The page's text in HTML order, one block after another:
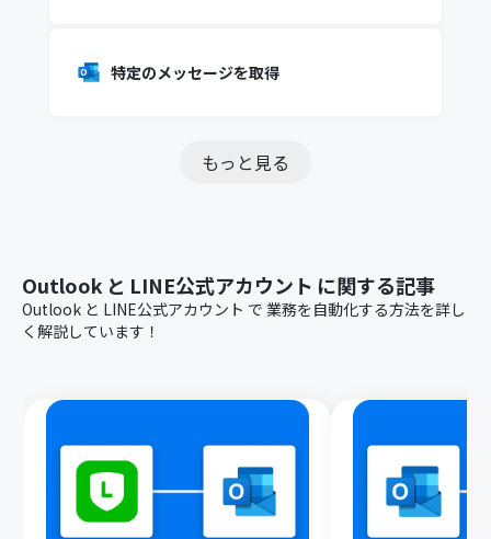
特定のメッセージを取得
もっと見る
Outlook と LINE公式アカウント に関する記事
Outlook と LINE公式アカウント で 業務を自動化する方法を詳し
く解説しています！